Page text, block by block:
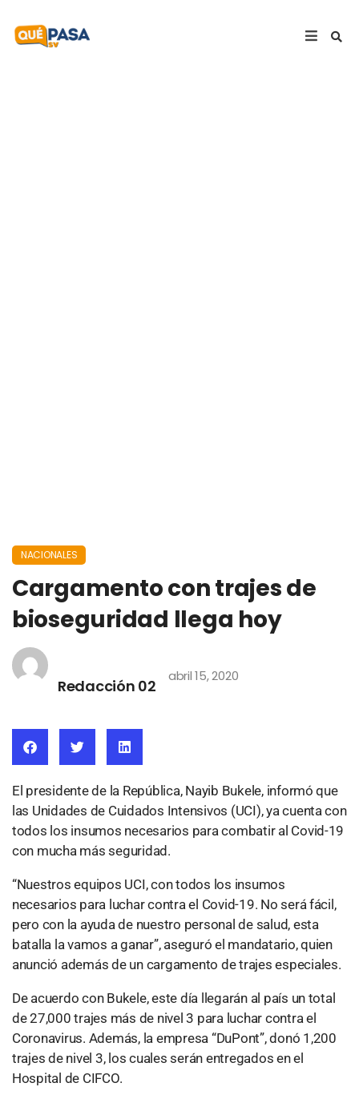
NACIONALES
Cargamento con trajes de
bioseguridad llega hoy
Redacción 02
abril 15, 2020
El presidente de la República, Nayib Bukele, informó que
las Unidades de Cuidados Intensivos (UCI), ya cuenta con
todos los insumos necesarios para combatir al Covid-19
con mucha más seguridad.
“Nuestros equipos UCI, con todos los insumos
necesarios para luchar contra el Covid-19. No será fácil,
pero con la ayuda de nuestro personal de salud, esta
batalla la vamos a ganar”, aseguró el mandatario, quien
anunció además de un cargamento de trajes especiales.
De acuerdo con Bukele, este día llegarán al país un total
de 27,000 trajes más de nivel 3 para luchar contra el
Coronavirus. Además, la empresa “DuPont”, donó 1,200
trajes de nivel 3, los cuales serán entregados en el
Hospital de CIFCO.